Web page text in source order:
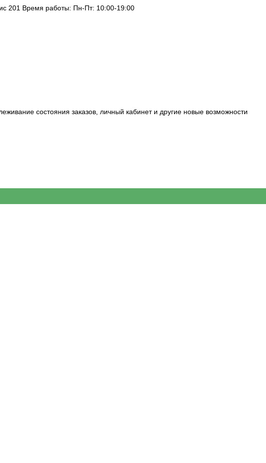
201 Время работы: Пн-Пт: 10:00-19:00
состояния заказов, личный кабинет и другие новые возможности